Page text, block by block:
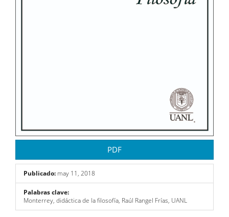
PDF
Publicado: may 11, 2018
Palabras clave:
Monterrey, didáctica de la filosofía, Raúl Rangel Frías, UANL